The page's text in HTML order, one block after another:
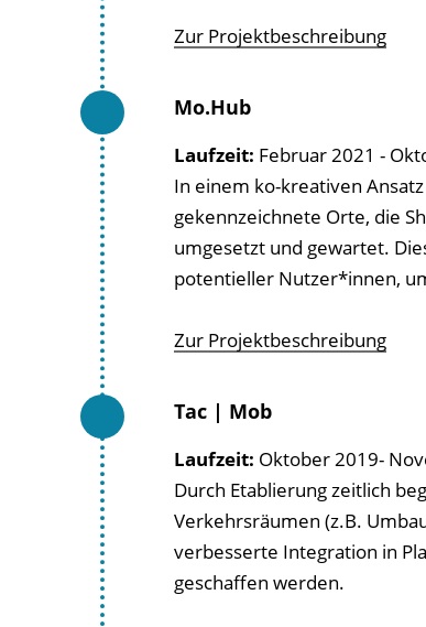
Zur Projektbeschreibung
Mo.Hub
Laufzeit: Februar 2021 -
In einem ko-kreativen
gekennzeichnete Orte, die
umgesetzt und gewartet.
potentieller Nutzer*innen,
Zur Projektbeschreibung
Tac | Mob
Laufzeit: Oktober 2019-
Durch Etablierung zeitlich
Verkehrsräumen (z.B.
verbesserte Integration in
geschaffen werden.